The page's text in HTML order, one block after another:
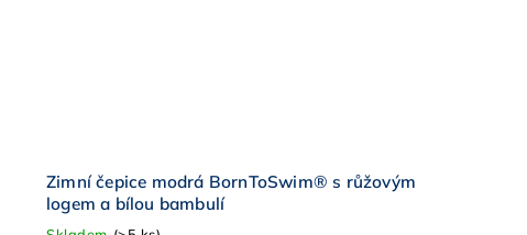
Zimní čepice modrá BornToSwim® s růžovým
logem a bílou bambulí